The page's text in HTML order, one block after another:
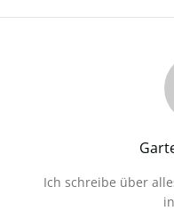
Ich schreibe über